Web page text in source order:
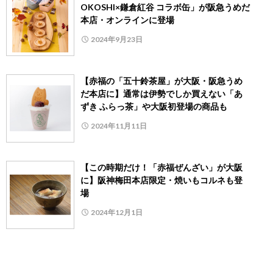
OKOSHI×鎌倉紅谷 コラボ缶」が阪急うめだ
本店・オンラインに登場
2024年9月23日
【赤福の「五十鈴茶屋」が大阪・阪急うめ
だ本店に】通常は伊勢でしか買えない「あ
ずき ふらっ茶」や大阪初登場の商品も
2024年11月11日
【この時期だけ！「赤福ぜんざい」が大阪
に】阪神梅田本店限定・焼いもコルネも登
場
2024年12月1日